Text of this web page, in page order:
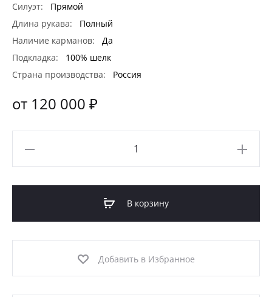
Силуэт: Прямой
Длина рукава: Полный
Наличие карманов: Да
Подкладка: 100% шелк
Страна производства: Россия
от 120 000 ₽
В корзину
Добавить в Избранное